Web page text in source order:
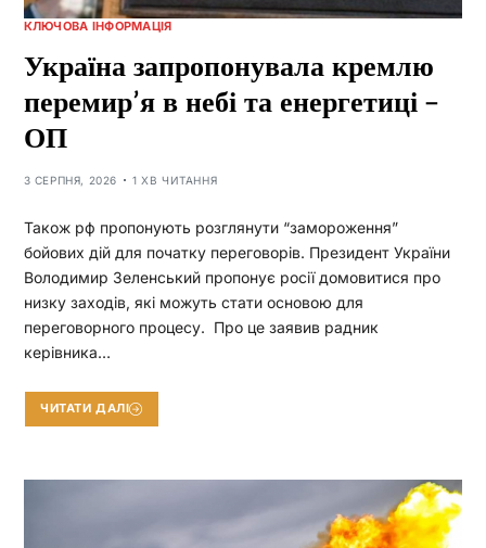
КЛЮЧОВА ІНФОРМАЦІЯ
Україна запропонувала кремлю
перемир’я в небі та енергетиці –
ОП
3 СЕРПНЯ, 2026 1 ХВ ЧИТАННЯ
Також рф пропонують розглянути “замороження”
бойових дій для початку переговорів. Президент України
Володимир Зеленський пропонує росії домовитися про
низку заходів, які можуть стати основою для
переговорного процесу. Про це заявив радник
керівника…
ЧИТАТИ ДАЛІ